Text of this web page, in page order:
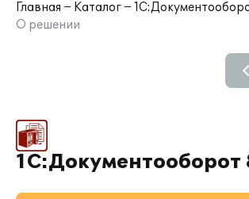
Главная Каталог
О решении